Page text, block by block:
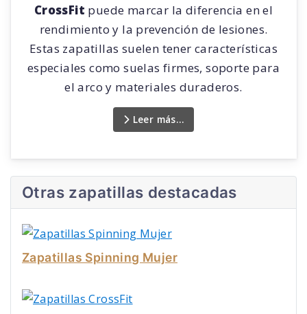
CrossFit puede marcar la diferencia en el
rendimiento y la prevención de lesiones.
Estas zapatillas suelen tener características
especiales como suelas firmes, soporte para
el arco y materiales duraderos.
Leer más…
Otras zapatillas destacadas
Zapatillas Spinning Mujer